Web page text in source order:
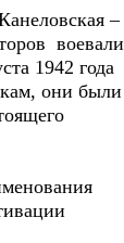
–
воевали
1942 года
они были